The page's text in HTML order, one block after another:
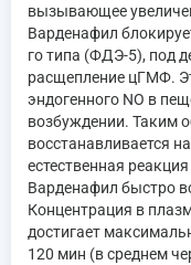
вызывающее
Варденафил
го типа (ФДЭ-5), под
расщепление цГМФ.
эндогенного NO в
возбуждении. Таким
восстанавливается
естественная
Варденафил быстро
Концентрация в
достигает
120 мин (в среднем